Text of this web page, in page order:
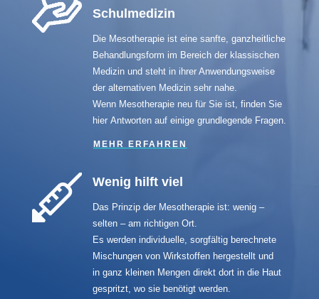
Schulmedizin
Die Mesotherapie ist eine sanfte, ganzheitliche
Behandlungsform im Bereich der klassischen
Medizin und steht in ihrer Anwendungsweise
der alternativen Medizin sehr nahe.
Wenn Mesotherapie neu für Sie ist, finden Sie
hier Antwortenauf einige grundlegende Fragen.
MEHR ERFAHREN
Wenig hilft viel
Das Prinzip der Mesotherapie ist: wenig –
selten – am richtigen Ort.
Es werden individuelle, sorgfältig berechnete
Mischungen von Wirkstoffen hergestellt und
in ganz kleinen Mengen direkt dort in die Haut
gespritzt, wo sie benötigt werden.